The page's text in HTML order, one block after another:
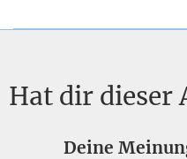
Hat dir dieser
Deine